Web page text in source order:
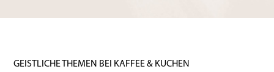
GEISTLICHE THEMEN BEI KAFFEE & KUCHEN